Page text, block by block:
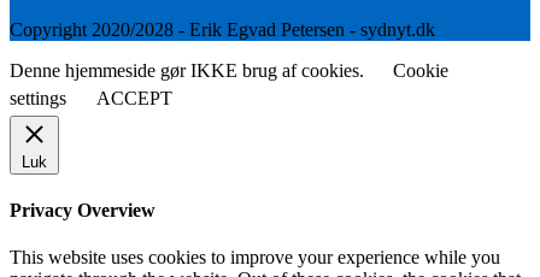
Copyright 2020/2028 - Erik Egvad Petersen - sydnyt.dk
Denne hjemmeside gør IKKE brug af cookies.
Cookie
settings
ACCEPT
Luk
Privacy Overview
This website uses cookies to improve your experience while you